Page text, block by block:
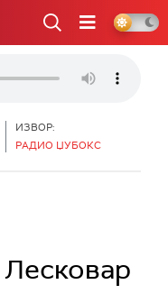
ИЗВОР:
РАДИО ЏУБОКС